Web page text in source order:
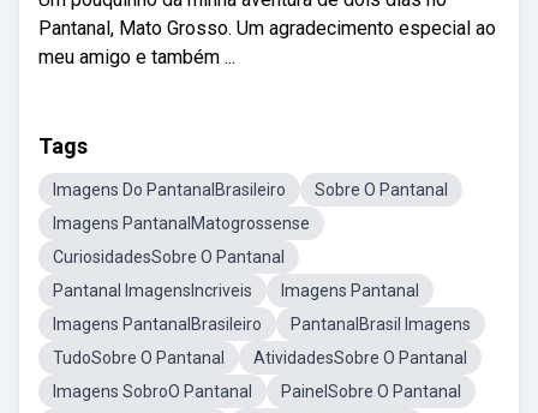
Pantanal, Mato Grosso. Um agradecimento especial ao
meu amigo e também ...
Tags
Imagens Do PantanalBrasileiro
Sobre O Pantanal
Imagens PantanalMatogrossense
CuriosidadesSobre O Pantanal
Pantanal ImagensIncriveis
Imagens Pantanal
Imagens PantanalBrasileiro
PantanalBrasil Imagens
TudoSobre O Pantanal
AtividadesSobre O Pantanal
Imagens SobroO Pantanal
PainelSobre O Pantanal